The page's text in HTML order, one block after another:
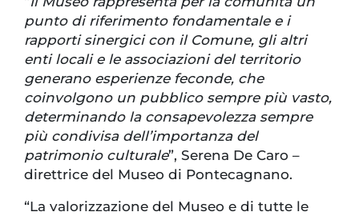
punto di riferimento fondamentale e i
rapporti sinergici con il Comune, gli altri
enti locali e le associazioni del territorio
generano esperienze feconde, che
coinvolgono un pubblico sempre più vasto,
determinando la consapevolezza sempre
più condivisa dell’importanza del
patrimonio culturale”, Serena De Caro –
direttrice del Museo di Pontecagnano.
“La valorizzazione del Museo e di tutte le